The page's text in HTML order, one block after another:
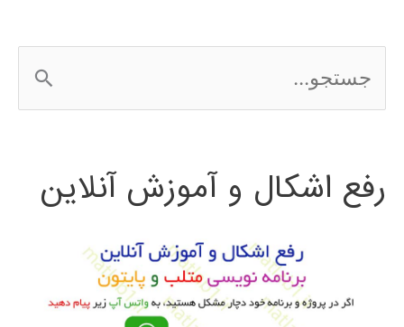
س
ج
رفع اشکال و آموزش آنلاین